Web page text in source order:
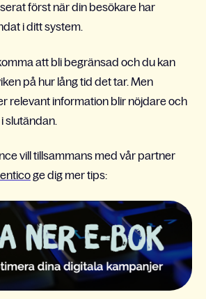
först när din besökare har
i ditt system.
att bli begränsad och du kan
på hur lång tid det tar. Men
relevant information blir nöjdare och
slutändan.
vill tillsammans med vår partner
ge dig mer tips: